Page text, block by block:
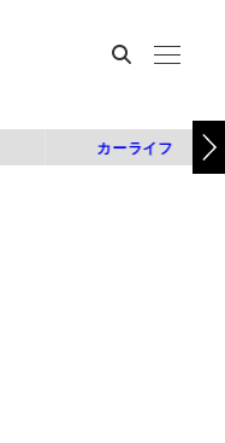
カーライフ